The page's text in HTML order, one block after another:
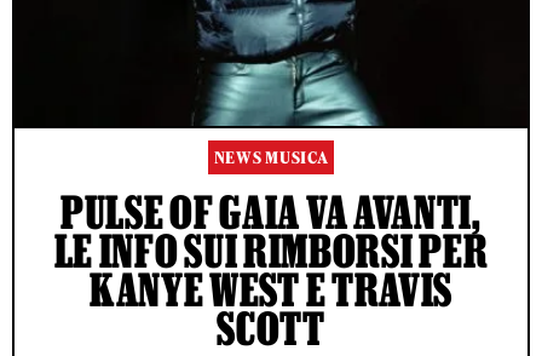
NEWS MUSICA
PULSE OF GAIA VA AVANTI,
LE INFO SUI RIMBORSI PER
KANYE WEST E TRAVIS
SCOTT